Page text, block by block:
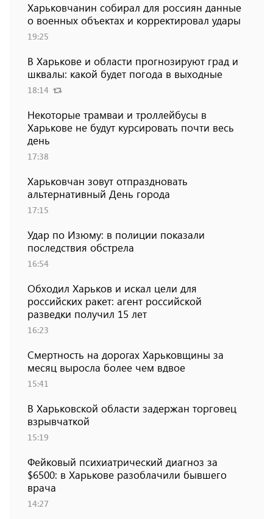
Харьковчанин собирал для россиян данные
о военных объектах и ​​корректировал удары
19:25
В Харькове и области прогнозируют град и
шквалы: какой будет погода в выходные
18:14
Некоторые трамваи и троллейбусы в
Харькове не будут курсировать почти весь
день
17:38
Харьковчан зовут отпраздновать
альтернативный День города
17:15
Удар по Изюму: в полиции показали
последствия обстрела
16:54
Обходил Харьков и искал цели для
российских ракет: агент российской
разведки получил 15 лет
16:23
Смертность на дорогах Харьковщины за
месяц выросла более чем вдвое
15:41
В Харьковской области задержан торговец
взрывчаткой
15:19
Фейковый психиатрический диагноз за
$6500: в Харькове разоблачили бывшего
врача
14:27